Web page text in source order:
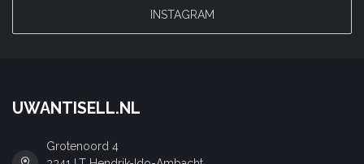
INSTAGRAM
UWANTISELL.NL
Grotenoord 4